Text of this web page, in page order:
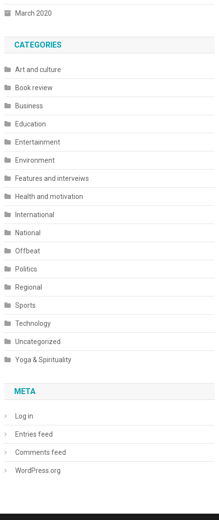
March 2020
CATEGORIES
Art and culture
Book review
Business
Education
Entertainment
Environment
Features and interveiws
Health and motivation
International
National
Offbeat
Politics
Regional
Sports
Technology
Uncategorized
Yoga & Spirituality
META
Log in
Entries feed
Comments feed
WordPress.org